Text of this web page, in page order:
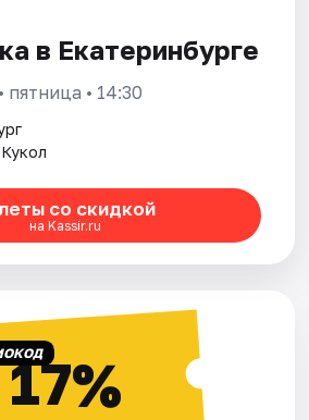
в Екатеринбурге
• пятница • 14:30
со скидкой
на Kassir.ru
17%